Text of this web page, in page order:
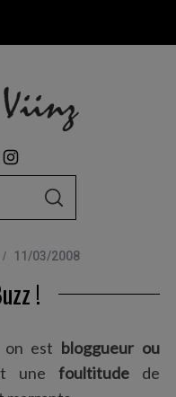
S
C
H
11/03/2008
!
on est bloggueur ou
unefoultitude de